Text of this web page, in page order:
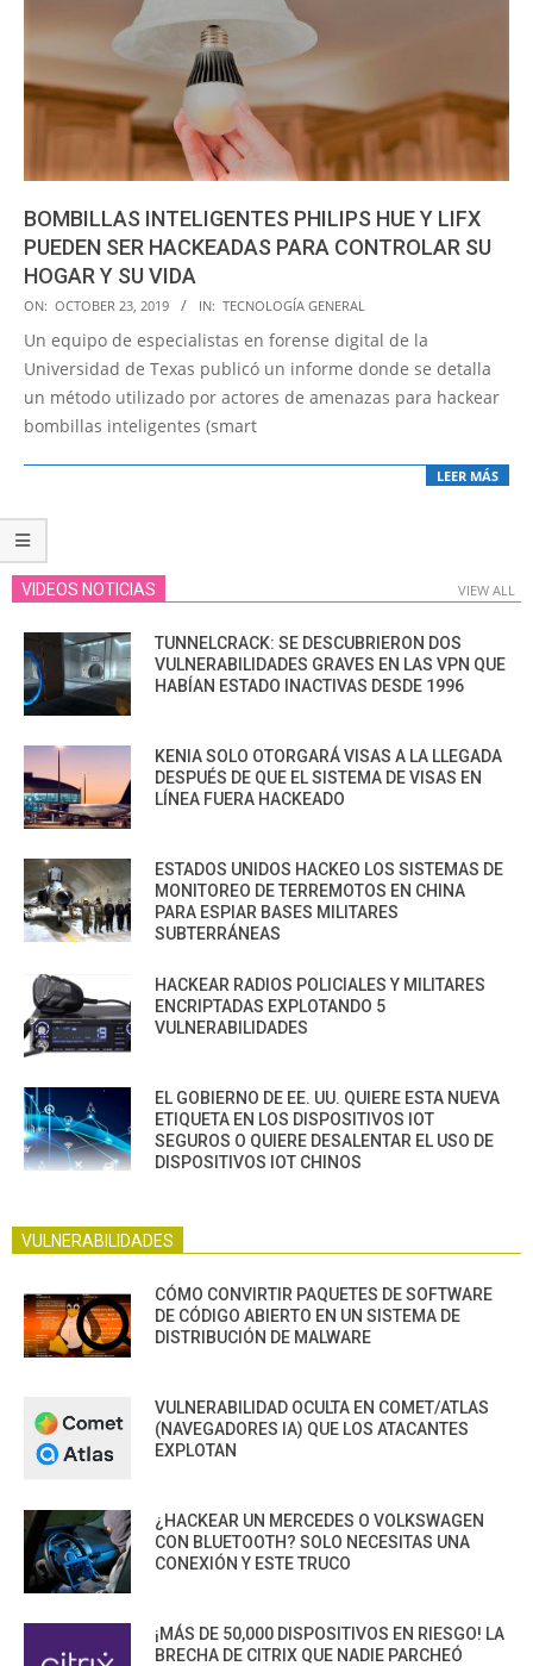
BOMBILLAS INTELIGENTES PHILIPS HUE Y LIFX
PUEDEN SER HACKEADAS PARA CONTROLAR SU
HOGAR Y SU VIDA
2019-
10-
23
ON: OCTOBER 23, 2019 IN: TECNOLOGÍA GENERAL
Un equipo de especialistas en forense digital de la
Universidad de Texas publicó un informe donde se detalla
un método utilizado por actores de amenazas para hackear
bombillas inteligentes (smart
LEER MÁS
VIDEOS NOTICIAS VIEW ALL
TUNNELCRACK: SE DESCUBRIERON DOS
VULNERABILIDADES GRAVES EN LAS VPN QUE
HABÍAN ESTADO INACTIVAS DESDE 1996
KENIA SOLO OTORGARÁ VISAS A LA LLEGADA
DESPUÉS DE QUE EL SISTEMA DE VISAS EN
LÍNEA FUERA HACKEADO
ESTADOS UNIDOS HACKEO LOS SISTEMAS DE
MONITOREO DE TERREMOTOS EN CHINA
PARA ESPIAR BASES MILITARES
SUBTERRÁNEAS
HACKEAR RADIOS POLICIALES Y MILITARES
ENCRIPTADAS EXPLOTANDO 5
VULNERABILIDADES
EL GOBIERNO DE EE. UU. QUIERE ESTA NUEVA
ETIQUETA EN LOS DISPOSITIVOS IOT
SEGUROS O QUIERE DESALENTAR EL USO DE
DISPOSITIVOS IOT CHINOS
VULNERABILIDADES
CÓMO CONVIRTIR PAQUETES DE SOFTWARE
DE CÓDIGO ABIERTO EN UN SISTEMA DE
DISTRIBUCIÓN DE MALWARE
VULNERABILIDAD OCULTA EN COMET/ATLAS
(NAVEGADORES IA) QUE LOS ATACANTES
EXPLOTAN
¿HACKEAR UN MERCEDES O VOLKSWAGEN
CON BLUETOOTH? SOLO NECESITAS UNA
CONEXIÓN Y ESTE TRUCO
¡MÁS DE 50,000 DISPOSITIVOS EN RIESGO! LA
BRECHA DE CITRIX QUE NADIE PARCHEÓ